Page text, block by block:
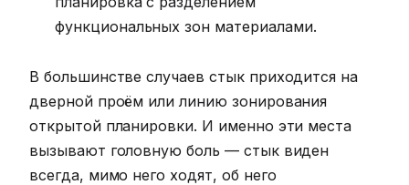
функциональных зон материалами.
В большинстве случаев стык приходится на
дверной проём или линию зонирования
открытой планировки. И именно эти места
вызывают головную боль — стык виден
всегда, мимо него ходят, об него